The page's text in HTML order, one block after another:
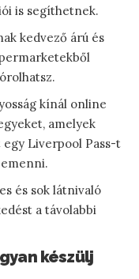
is segíthetnek.
kedvező árú és
kínál online
amelyek
Liverpool Pass-t
és sok látnivaló
a távolabbi
készülj